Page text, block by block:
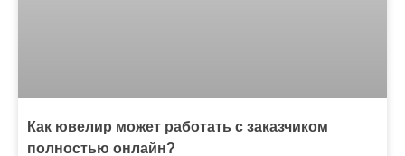
Как ювелир может работать с заказчиком
полностью онлайн?